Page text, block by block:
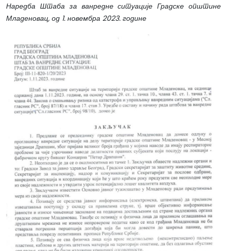
Наредба Штаба за ванредне ситуације Градске општине
Младеновац, од 1. новембра 2023. године